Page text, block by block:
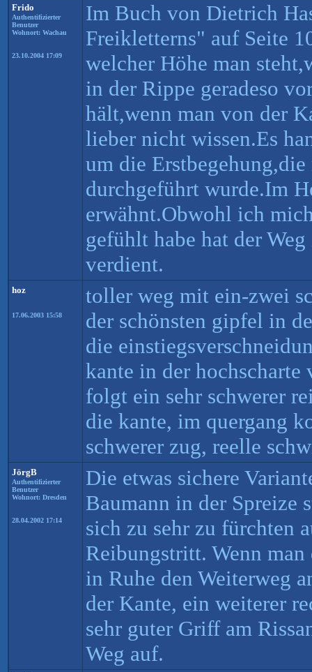
Frido
Authentifizierter
Benutzer
Wohnort: Wachau
23.10.2004 17:09
Im Buch von Dietrich
Freikletterns" auf Seite
welcher Höhe man
in der Rippe geradeso
hält,wenn man von der
lieber nicht wissen.Es
um die
durchgeführt wurde.Im
erwähnt.Obwohl ich
gefühlt habe hat der
verdient.
hoz
17.06.2003 15:58
toller weg mit ein-zwei
der schönsten gipfel in
die
kante in der hochscharte
folgt ein sehr schwerer
die kante, im quergang
schwerer zug, reelle
JörgB
Authentifizierter
Benutzer
Wohnort: Dresden
28.04.2002 17:14
Die etwas sichere
Baumann in der Spreize
sich zu sehr zu fürchten
Reibungstritt. Wenn
in Ruhe den Weiterweg
der Kante, ein weiterer
sehr guter Griff am
Weg auf.